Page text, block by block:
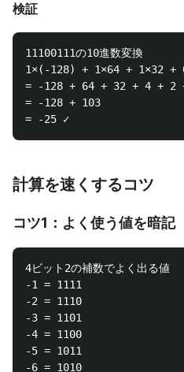
検証
11100111の10進数変換
1×(-128) + 1×64 + 1×32 +
= -128 + 64 + 32 + 4 + 2
= -128 + 103
計算を速くするコツ
コツ1：よく使う値を暗記
4ビット2の補数でよく出る値
-1 = 1111
-2 = 1110
-3 = 1101
-4 = 1100
-5 = 1011
-6 = 1010